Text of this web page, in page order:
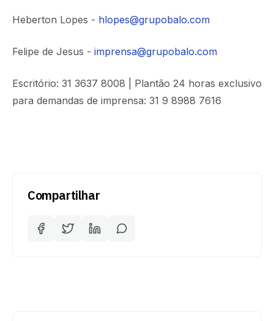
Heberton Lopes - hlopes@grupobalo.com
Felipe de Jesus - imprensa@grupobalo.com
Escritório: 31 3637 8008 | Plantão 24 horas exclusivo
para demandas de imprensa: 31 9 8988 7616
Compartilhar